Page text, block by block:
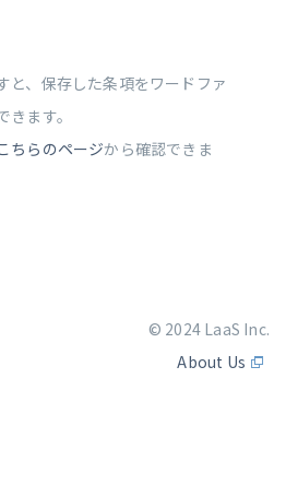
、保存した条項をワードファ
ます。
ちらのページから確認できま
© 2024 LaaS Inc.
About Us